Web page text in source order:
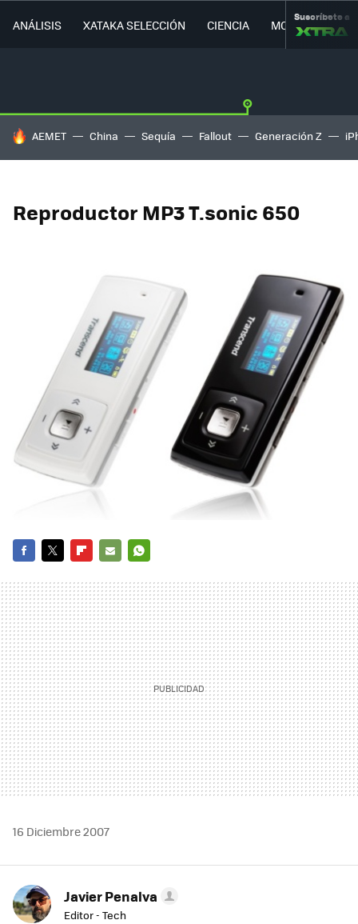
ANÁLISIS XATAKA SELECCIÓN CIENCIA MOVILIDAD
Suscríbete a
HOY SE HABLA DE
AEMET China Sequía Fallout Generación Z
Reproductor MP3 T.sonic 650
MAIL
16 Diciembre 2007
Javier Penalva
Editor - Tech